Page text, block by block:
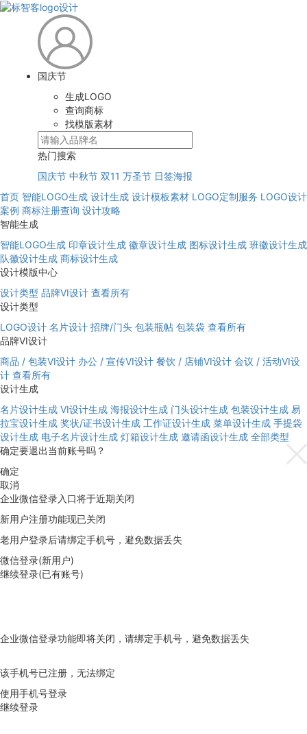
国庆节
生成LOGO
查询商标
找模版素材
热门搜索
国庆节 中秋节 双11 万圣节 日签海报
首页 智能LOGO生成 设计生成 设计模板素材 LOGO定制服务 LOGO设计
案例 商标注册查询 设计攻略
智能生成
智能LOGO生成 印章设计生成 徽章设计生成 图标设计生成 班徽设计生成
队徽设计生成 商标设计生成
设计模版中心
设计类型 品牌VI设计 查看所有
设计类型
LOGO设计 名片设计 招牌/门头 包装瓶帖 包装袋 查看所有
品牌VI设计
商品 / 包装VI设计 办公 / 宣传VI设计 餐饮 / 店铺VI设计 会议 / 活动VI设
计 查看所有
设计生成
名片设计生成 VI设计生成 海报设计生成 门头设计生成 包装设计生成 易
拉宝设计生成 奖状/证书设计生成 工作证设计生成 菜单设计生成 手提袋
设计生成 电子名片设计生成 灯箱设计生成 邀请函设计生成 全部类型
确定要退出当前账号吗？
确定
取消
企业微信登录入口将于近期关闭
新用户注册功能现已关闭
老用户登录后请绑定手机号，避免数据丢失
微信登录(新用户)
继续登录(已有账号)
企业微信登录功能即将关闭，请绑定手机号，避免数据丢失
该手机号已注册，无法绑定
使用手机号登录
继续登录